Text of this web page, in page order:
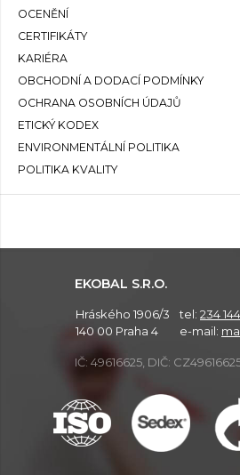
OCENĚNÍ
CERTIFIKÁTY
KARIÉRA
OBCHODNÍ A DODACÍ PODMÍNKY
OCHRANA OSOBNÍCH ÚDAJŮ
ETICKÝ KODEX
ENVIRONMENTÁLNÍ POLITIKA
POLITIKA KVALITY
EKOBAL S.R.O.
Hráského 1906/3
140 00 Praha 4
tel: 234 144
e-mail:
IČ: 49616625, DIČ: